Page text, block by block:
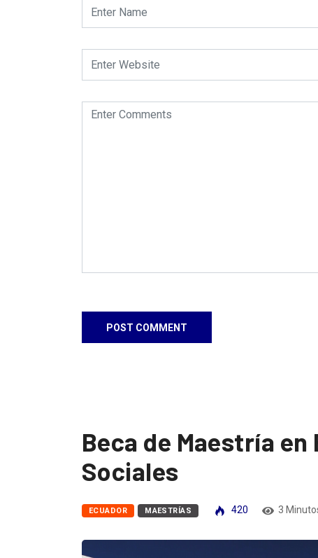
Beca de Maestría
Sociales
ECUADOR MAESTRÍAS 420 3